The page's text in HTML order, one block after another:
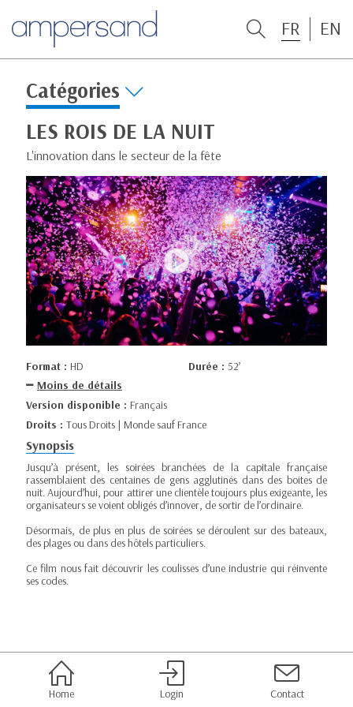
FR EN
Catégories
LES ROIS DE LA NUIT
L'innovation dans le secteur de la fête
Format : HD Durée : 52’
Moins de détails
Version disponible : Français
Droits : Tous Droits | Monde sauf France
Synopsis
Jusqu’à présent, les soirées branchées de la capitale française
rassemblaient des centaines de gens agglutinés dans des boites de
nuit. Aujourd’hui, pour attirer une clientèle toujours plus exigeante, les
organisateurs se voient obligés d’innover, de sortir de l’ordinaire.
Désormais, de plus en plus de soirées se déroulent sur des bateaux,
des plages ou dans des hôtels particuliers.
Ce film nous fait découvrir les coulisses d’une industrie qui réinvente
ses codes.
Home Login Contact